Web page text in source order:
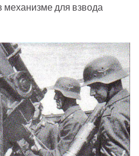
механизме для взвода